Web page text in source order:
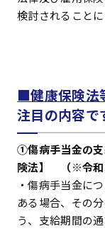
検討されることに
■健康保険法
注目の内容で
①傷病手当金の支
険法】 （※令和
・傷病手当金に
ある場合、その
う、支給期間の通